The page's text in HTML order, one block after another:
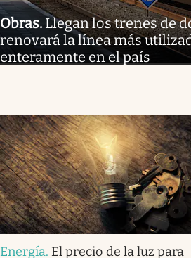
Obras. Llegan los trenes de
renovará la línea más
enteramente en el país
Energía. El precio de la luz para